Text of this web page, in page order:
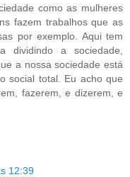
como as mulheres
fazem trabalhos que as
por exemplo. Aqui tem
a sociedade,
a nossa sociedade está
social total. Eu acho que
fazerem, e dizerem, e
12:39